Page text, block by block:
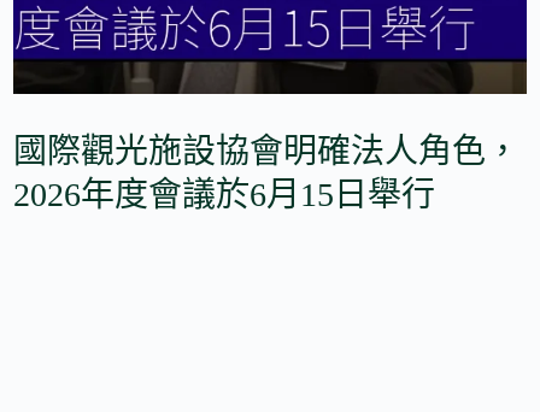
國際觀光施設協會明確法人角色，
2026年度會議於6月15日舉行